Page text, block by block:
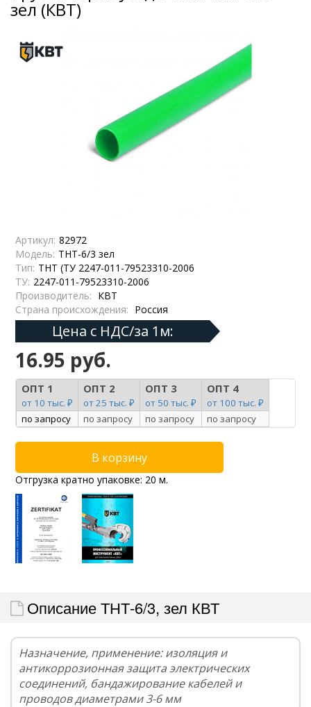
зел (КВТ)
Артикул: 82972
Модель: ТНТ-6/3 зел
Тип: ТНТ (ТУ 2247-011-79523310-2006
ТУ: 2247-011-79523310-2006
Производитель: КВТ
Страна происхождения: Россия
Цена с НДС/за 1м:
16.95 руб.
ОПТ 1
от 10 тыс. ₽
ОПТ 2
от 25 тыс. ₽
ОПТ 3
от 50 тыс. ₽
ОПТ 4
от 100 тыс. ₽
по запросу
по запросу по запросу по запросу
Отгрузка кратно упаковке: 20 м.
Описание ТНТ-6/3, зел КВТ
Назначение, применение: изоляция и
антикоррозионная защита электрических
соединений, бандажирование кабелей и
проводов диаметрами 3-6 мм